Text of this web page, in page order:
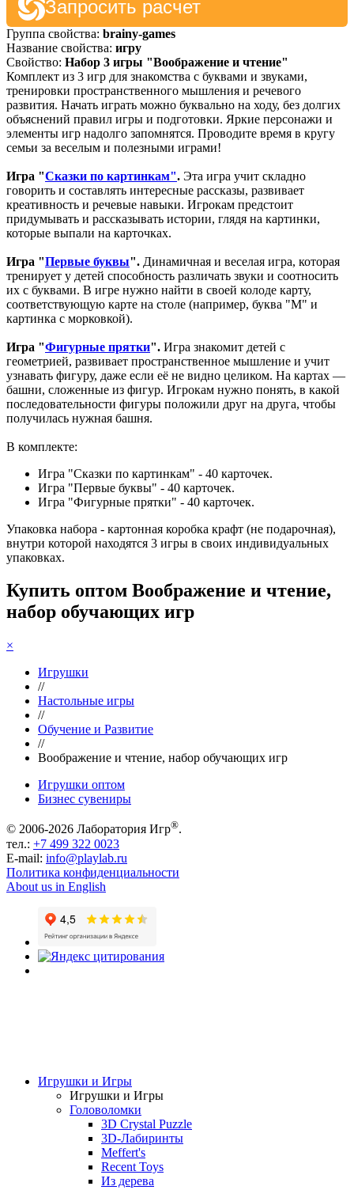
Запросить расчет
Группа свойства: brainy-games
Название свойства: игру
Свойство: Набор 3 игры "Воображение и чтение"
Комплект из 3 игр для знакомства с буквами и звуками,
тренировки пространственного мышления и речевого
развития. Начать играть можно буквально на ходу, без долгих
объяснений правил игры и подготовки. Яркие персонажи и
элементы игр надолго запомнятся. Проводите время в кругу
семьи за веселым и полезными играми!
Игра "Сказки по картинкам". Эта игра учит складно
говорить и составлять интересные рассказы, развивает
креативность и речевые навыки. Игрокам предстоит
придумывать и рассказывать истории, глядя на картинки,
которые выпали на карточках.
Игра "Первые буквы". Динамичная и веселая игра, которая
тренирует у детей способность различать звуки и соотносить
их с буквами. В игре нужно найти в своей колоде карту,
соответствующую карте на столе (например, буква "М" и
картинка с морковкой).
Игра "Фигурные прятки". Игра знакомит детей с
геометрией, развивает пространственное мышление и учит
узнавать фигуру, даже если её не видно целиком. На картах —
башни, сложенные из фигур. Игрокам нужно понять, в какой
последовательности фигуры положили друг на друга, чтобы
получилась нужная башня.
В комплекте:
Игра "Сказки по картинкам" - 40 карточек.
Игра "Первые буквы" - 40 карточек.
Игра "Фигурные прятки" - 40 карточек.
Упаковка набора - картонная коробка крафт (не подарочная),
внутри которой находятся 3 игры в своих индивидуальных
упаковках.
Купить оптом Воображение и чтение,
набор обучающих игр
×
Игрушки
//
Настольные игры
//
Обучение и Развитие
//
Воображение и чтение, набор обучающих игр
Игрушки оптом
Бизнес сувениры
© 2006-2026 Лаборатория Игр®.
тел.: +7 499 322 0023
E-mail: info@playlab.ru
Политика конфиденциальности
About us in English
Игрушки и Игры
Игрушки и Игры
Головоломки
3D Crystal Puzzle
3D-Лабиринты
Meffert's
Recent Toys
Из дерева